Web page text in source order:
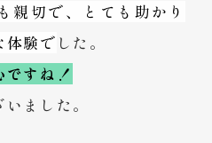
親切で、とても助かり
体験で した。
ですね！
ました。